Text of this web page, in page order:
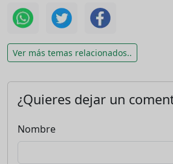
Ver más temas relacionados..
¿Quieres dejar un
Nombre